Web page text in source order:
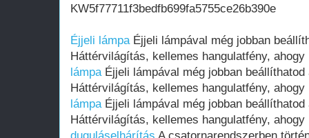
KW5f77711f3bedfb699fa5755ce26b390e
Éjjeli lámpaÉjjeli lámpával még jobban
Háttérvilágítás, kellemes hangulatfény,
lámpaÉjjeli lámpával még jobban beállíthatod
Háttérvilágítás, kellemes hangulatfény,
lámpaÉjjeli lámpával még jobban beállíthatod
Háttérvilágítás, kellemes hangulatfény,